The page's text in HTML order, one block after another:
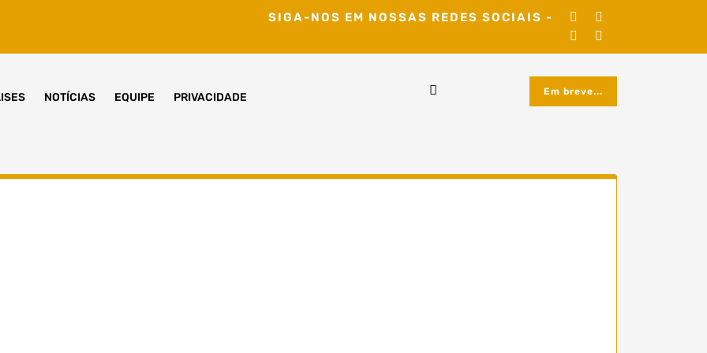
SIGA-NOS EM NOSSAS REDES SOCIAIS -
NOTÍCIAS EQUIPE PRIVACIDADE Em breve...